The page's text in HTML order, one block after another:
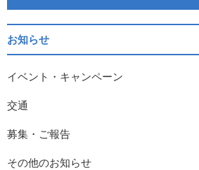
お知らせ
イベント・キャンペーン
交通
募集・ご報告
その他のお知らせ